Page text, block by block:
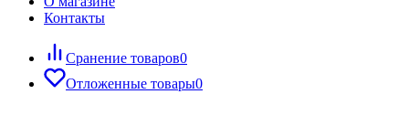
Контакты
Сранение товаров0
Отложенные товары0